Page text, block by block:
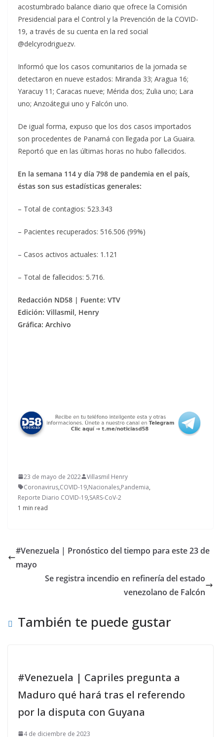
acostumbrado balance diario que ofrece la Comisión
Presidencial para el Control y la Prevención de la COVID-
19, a través de su cuenta en la red social
@delcyrodriguezv.
Informó que los casos comunitarios de la jornada se
detectaron en nueve estados: Miranda 33; Aragua 16;
Yaracuy 11; Caracas nueve; Mérida dos; Zulia uno; Lara
uno; Anzoátegui uno y Falcón uno.
De igual forma, expuso que los dos casos importados
son procedentes de Panamá con llegada por La Guaira.
Reportó que en las últimas horas no hubo fallecidos.
En la semana 114 y día 798 de pandemia en el país,
éstas son sus estadísticas generales:
– Total de contagios: 523.343
– Pacientes recuperados: 516.506 (99%)
– Casos activos actuales: 1.121
– Total de fallecidos: 5.716.
Redacción ND58 | Fuente: VTV
Edición: Villasmil, Henry
Gráfica: Archivo
23 de mayo de 2022
Villasmil Henry
Coronavirus,COVID-19,Nacionales,Pandemia,
Reporte Diario COVID-19,SARS-CoV-2
1 min read
#Venezuela | Pronóstico del tiempo para este 23 de
mayo
Se registra incendio en refinería del estado
venezolano de Falcón
También te puede gustar
#Venezuela | Capriles pregunta a
Maduro qué hará tras el referendo
por la disputa con Guyana
4 de diciembre de 2023